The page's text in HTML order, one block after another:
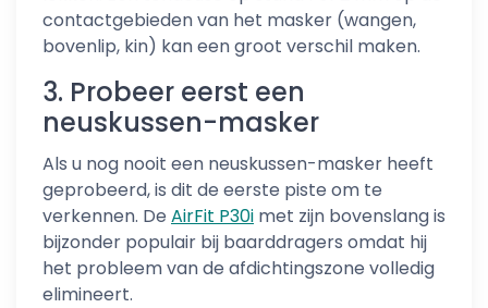
contactgebieden van het masker (wangen,
bovenlip, kin) kan een groot verschil maken.
3. Probeer eerst een
neuskussen-masker
Als u nog nooit een neuskussen-masker heeft
geprobeerd, is dit de eerste piste om te
verkennen. De AirFit P30i met zijn bovenslang is
bijzonder populair bij baarddragers omdat hij
het probleem van de afdichtingszone volledig
elimineert.